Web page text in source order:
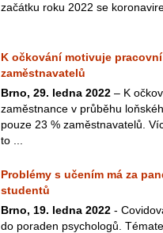
začátku roku 2022 se
K očkování motivuje
zaměstnavatelů
Brno, 29. ledna 2022 – K
zaměstnance v průběhu
pouze 23 % zaměstnavatelů.
to ...
Problémy s učením má za
studentů
Brno, 19. ledna 2022 -
do poraden psychologů.